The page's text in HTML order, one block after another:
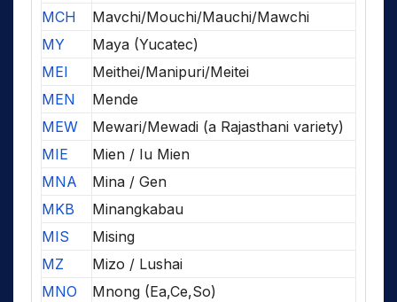
MCH
Mavchi/Mouchi/Mauchi/Mawchi
MY
Maya (Yucatec)
MEI
Meithei/Manipuri/Meitei
MEN
Mende
MEW
Mewari/Mewadi (a Rajasthani variety)
MIE
Mien / Iu Mien
MNA
Mina / Gen
MKB
Minangkabau
MIS
Mising
MZ
Mizo / Lushai
MNO
Mnong (Ea,Ce,So)